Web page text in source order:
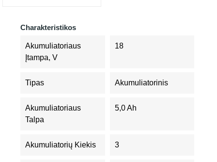
Charakteristikos
Akumuliatoriaus
Įtampa, V
18
Tipas Akumuliatorinis
Akumuliatoriaus
Talpa
5,0 Ah
Akumuliatorių Kiekis 3